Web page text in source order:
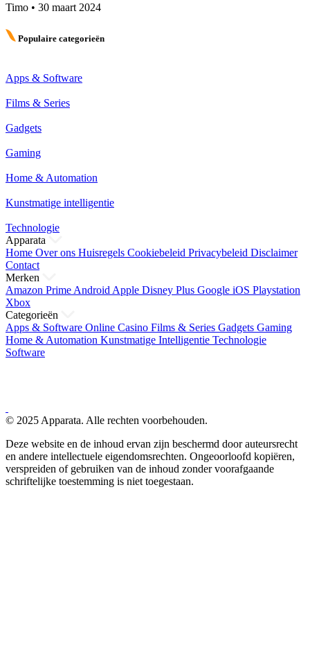
Timo • 30 maart 2024
Populaire categorieën
Apps & Software
Films & Series
Gadgets
Gaming
Home & Automation
Kunstmatige intelligentie
Technologie
Apparata
Home Over ons Huisregels Cookiebeleid Privacybeleid Disclaimer
Contact
Merken
Amazon Prime Android Apple Disney Plus Google iOS Playstation
Xbox
Categorieën
Apps & Software Online Casino Films & Series Gadgets Gaming
Home & Automation Kunstmatige Intelligentie Technologie
Software
© 2025 Apparata. Alle rechten voorbehouden.
Deze website en de inhoud ervan zijn beschermd door auteursrecht
en andere intellectuele eigendomsrechten. Ongeoorloofd kopiëren,
verspreiden of gebruiken van de inhoud zonder voorafgaande
schriftelijke toestemming is niet toegestaan.